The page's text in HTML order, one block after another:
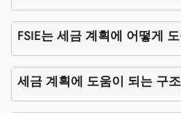
FSIE는 세금 계획에 어떻게
세금 계획에 도움이 되는 구